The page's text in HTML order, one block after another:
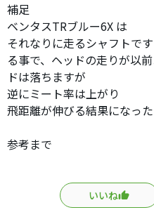
補足
ベンタスTRブルー6X は
それなりに走るシャフトで
る事で、ヘッドの走りが以
ドは落ちますが
逆にミート率は上がり
飛距離が伸びる結果になっ
参考まで
いいね